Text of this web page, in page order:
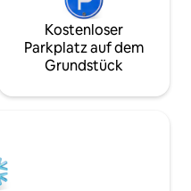
Kostenloser
Parkplatz auf dem
Grundstück